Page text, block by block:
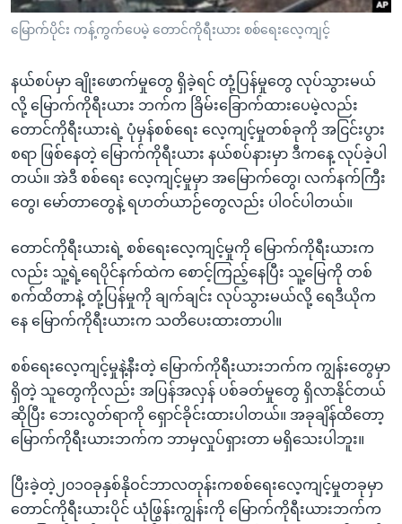
သို့
ကျော်
ရန်
ရှာဖွေ
ရန်
နေရာ
သို့
ကျော်
ဗွီအိုအေ လူမှုကွန်ယက်များ
ဘာသာစကားများ
မြောက်ပိုင်း ကန့်ကွက်ပေမဲ့ တောင်ကိုရီးယား စစ်ရေးလေ့ကျင့်
နယ်စပ်မှာ ချိုးဖောက်မှုတွေ ရှိခဲ့ရင် တုံ့ပြန်မှုတွေ လုပ်သွားမယ်
လို့ မြောက်ကိုရီးယား ဘက်က ခြိမ်းခြောက်ထားပေမဲ့လည်း
တောင်ကိုရီးယားရဲ့ ပုံမှန်စစ်ရေး လေ့ကျင့်မှုတစ်ခုကို အငြင်းပွား
စရာ ဖြစ်နေတဲ့ မြောက်ကိုရီးယား နယ်စပ်နားမှာ ဒီကနေ့ လုပ်ခဲ့ပါ
တယ်။ အဲဒီ စစ်ရေး လေ့ကျင့်မှုမှာ အမြောက်တွေ၊ လက်နက်ကြီး
တွေ၊ မော်တာတွေနဲ့ ရဟတ်ယာဉ်တွေလည်း ပါဝင်ပါတယ်။
တောင်ကိုရီးယားရဲ့ စစ်ရေးလေ့ကျင့်မှုကို မြောက်ကိုရီးယားက
လည်း သူ့ရဲ့ရေပိုင်နက်ထဲက စောင့်ကြည့်နေပြီး သူ့မြေကို တစ်
စက်ထိတာနဲ့ တုံ့ပြန်မှုကို ချက်ချင်း လုပ်သွားမယ်လို့ ရေဒီယိုက
နေ မြောက်ကိုရီးယားက သတိပေးထားတာပါ။
စစ်ရေးလေ့ကျင့်မှုနဲ့နီးတဲ့ မြောက်ကိုရီးယားဘက်က ကျွန်းတွေမှာ
ရှိတဲ့ သူတွေကိုလည်း အပြန်အလှန် ပစ်ခတ်မှုတွေ ရှိလာနိုင်တယ်
ဆိုပြီး ဘေးလွတ်ရာကို ရှောင်ခိုင်းထားပါတယ်။ အခုချိန်ထိတော့
မြောက်ကိုရီးယားဘက်က ဘာမှလှုပ်ရှားတာ မရှိသေးပါဘူး။
ပြီးခဲ့တဲ့၂၀၁၀ခုနှစ်နိုဝင်ဘာလတုန်းကစစ်ရေးလေ့ကျင့်မှုတခုမှာ
တောင်ကိုရီးယားပိုင် ယုံဖြွန်းကျွန်းကို မြောက်ကိုရီးယားဘက်က